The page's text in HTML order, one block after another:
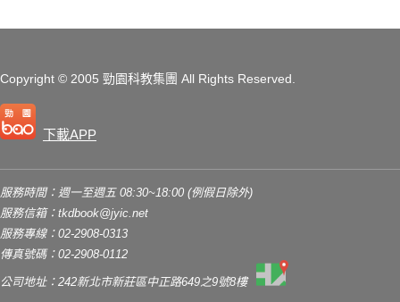
Copyright © 2005 勁園科教集團 All Rights Reserved.
下載APP
服務時間：週一至週五 08:30~18:00 (例假日除外)
服務信箱： tkdbook@jyic.net
服務專線：02-2908-0313
傳真號碼：02-2908-0112
公司地址：242新北市新莊區中正路649之9號8樓